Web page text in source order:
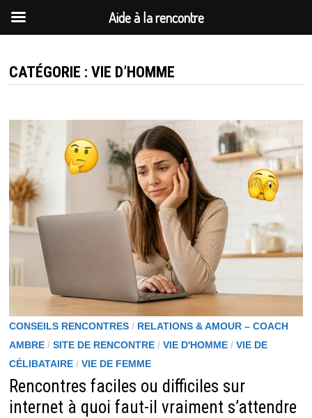
contenu
CATÉGORIE : VIE D’HOMME
CONSEILS RENCONTRES/ RELATIONS & AMOUR – COACH
AMBRE/ SITE DE RENCONTRE/ VIE D'HOMME/ VIE DE
CÉLIBATAIRE/ VIE DE FEMME
Rencontres faciles ou difficiles sur
internet à quoi faut-il vraiment s’attendre
Aide à la rencontre